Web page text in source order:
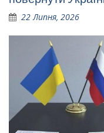
22 Липня, 2026